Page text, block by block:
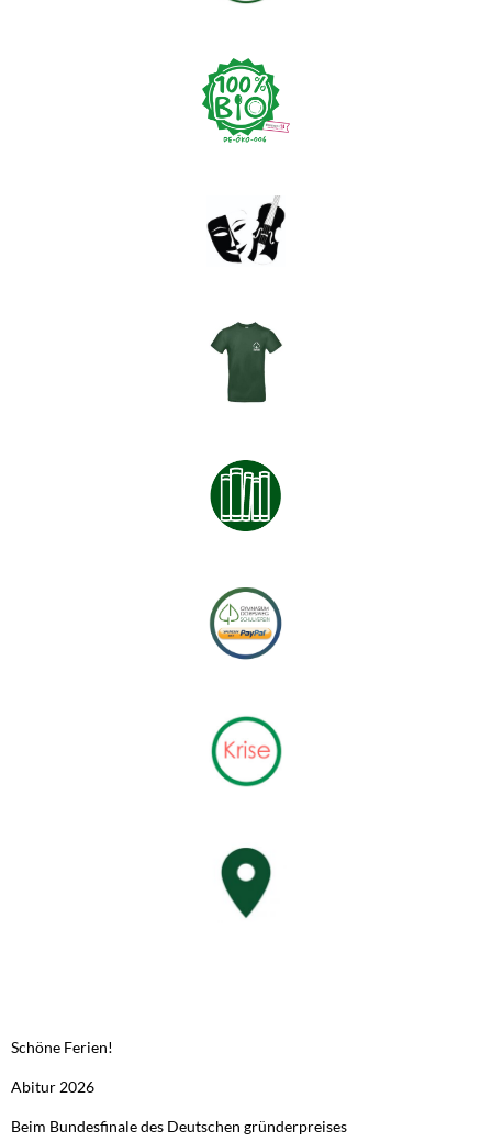
Schöne Ferien!
Abitur 2026
Beim Bundesfinale des Deutschen gründerpreises